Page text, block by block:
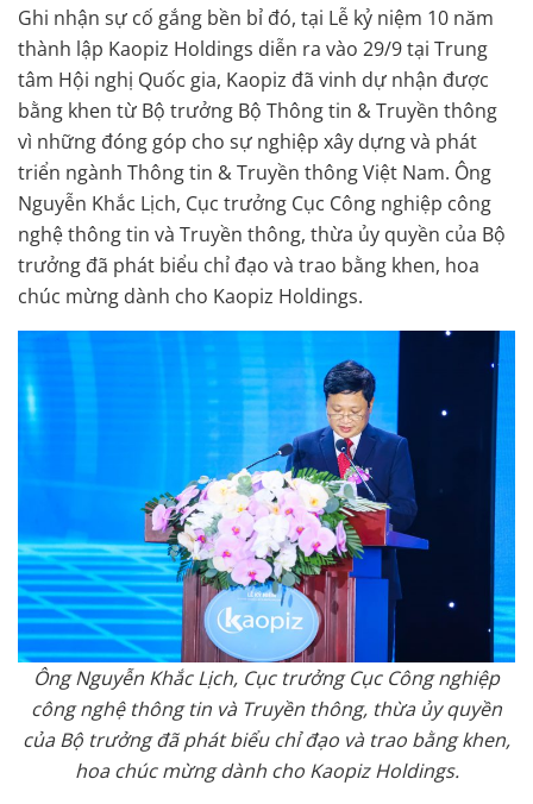
Ghi nhận sự cố gắng bền bỉ đó, tại Lễ kỷ niệm 10 năm
thành lập Kaopiz Holdings diễn ra vào 29/9 tại Trung
tâm Hội nghị Quốc gia, Kaopiz đã vinh dự nhận được
bằng khen từ Bộ trưởng Bộ Thông tin & Truyền thông
vì những đóng góp cho sự nghiệp xây dựng và phát
triển ngành Thông tin & Truyền thông Việt Nam. Ông
Nguyễn Khắc Lịch, Cục trưởng Cục Công nghiệp công
nghệ thông tin và Truyền thông, thừa ủy quyền của Bộ
trưởng đã phát biểu chỉ đạo và trao bằng khen, hoa
chúc mừng dành cho Kaopiz Holdings.
Ông Nguyễn Khắc Lịch, Cục trưởng Cục Công nghiệp
công nghệ thông tin và Truyền thông, thừa ủy quyền
của Bộ trưởng đã phát biểu chỉ đạo và trao bằng khen,
hoa chúc mừng dành cho Kaopiz Holdings.